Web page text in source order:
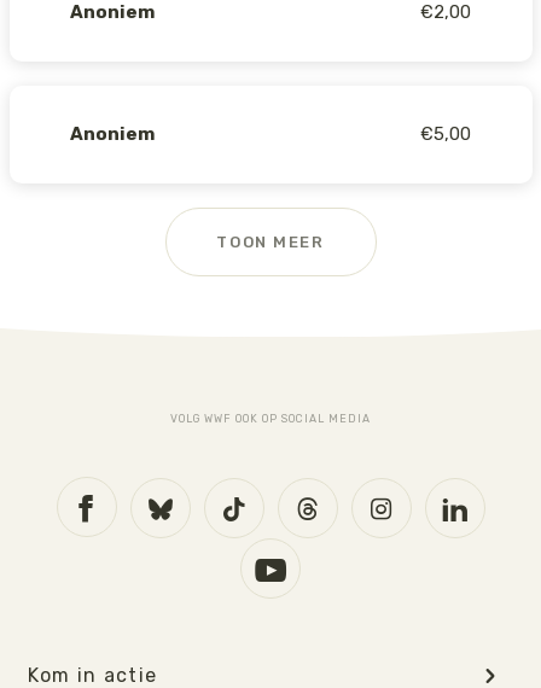
Anoniem €2,00
Anoniem €5,00
TOON MEER
VOLG WWF OOK OP SOCIAL MEDIA
Kom in actie